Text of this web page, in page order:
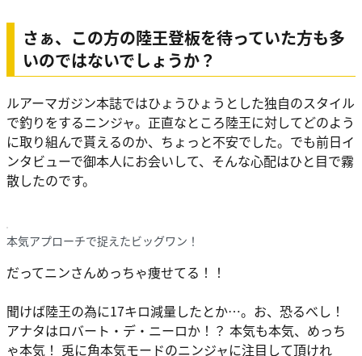
さぁ、この方の陸王登板を待っていた方も多
いのではないでしょうか？
ルアーマガジン本誌ではひょうひょうとした独自のスタイル
で釣りをするニンジャ。正直なところ陸王に対してどのよう
に取り組んで貰えるのか、ちょっと不安でした。でも前日イ
ンタビューで御本人にお会いして、そんな心配はひと目で霧
散したのです。
本気アプローチで捉えたビッグワン！
だってニンさんめっちゃ痩せてる！！
聞けば陸王の為に17キロ減量したとか…。お、恐るべし！
アナタはロバート・デ・ニーロか！？ 本気も本気、めっち
ゃ本気！ 兎に角本気モードのニンジャに注目して頂けれ